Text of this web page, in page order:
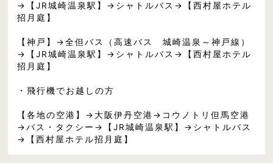
→【JR城崎温泉駅】→シャトルバス→【西村屋ホテル
招月庭】
【神戸】→全但バス（高速バス 城崎温泉～神戸線）
→【JR城崎温泉駅】→シャトルバス→【西村屋ホテル
招月庭】
・飛行機でお越しの方
【各地の空港】→大阪伊丹空港→コウノトリ但馬空港
→バス・タクシー→【JR城崎温泉駅】→シャトルバス
→【西村屋ホテル招月庭】